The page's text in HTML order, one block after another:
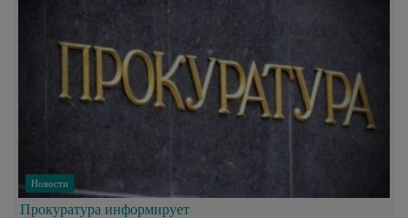
Новости
Прокуратура информирует